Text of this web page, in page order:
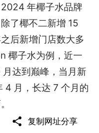
年椰子水品牌
了椰不二新增 15
后新增门店数大多
椰子水为例，近一
达到巅峰，当月新
4 月，长达 7 个月的
场的残酷。2021
复制网址分享